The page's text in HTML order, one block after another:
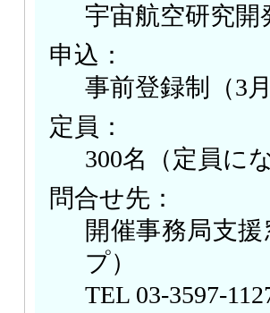
宇宙航空研究
申込：
事前登録制（3
定員：
300名（定員に
問合せ先：
開催事務局支
プ）
TEL 03-3597-